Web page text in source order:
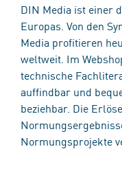
DIN Media ist einer
Europas. Von den
Media profitieren
weltweit. Im
technische
auffindbar und
beziehbar. Die
Normungsprojekte